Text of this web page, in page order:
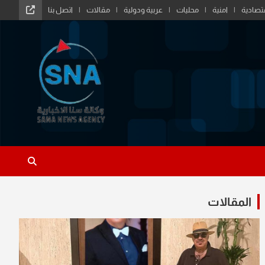
امنية محليات عربية ودولية مقالات اتصل بنا
المقالات